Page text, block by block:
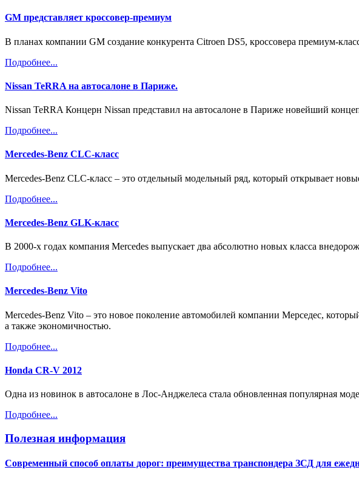
GM представляет кроссовер-премиум
В планах компании GM создание конкурента Citroen DS5, кроссовера премиум-
Подробнее...
Nissan TeRRA на автосалоне в Париже.
Nissan TeRRA Концерн Nissan представил на автосалоне в Париже новейший
Подробнее...
Mercedes-Benz CLC-класс
Mercedes-Benz CLC-класс – это отдельный модельный ряд, который открывает
Подробнее...
Mercedes-Benz GLK-класс
В 2000-х годах компания Mercedes выпускает два абсолютно новых класса
Подробнее...
Mercedes-Benz Vito
Mercedes-Benz Vito – это новое поколение автомобилей компании Мерседес,
а также экономичностью.
Подробнее...
Honda CR-V 2012
Одна из новинок в автосалоне в Лос-Анджелеса стала обновленная популярная
Подробнее...
Полезная информация
Современный способ оплаты дорог: преимущества транспондера ЗСД для